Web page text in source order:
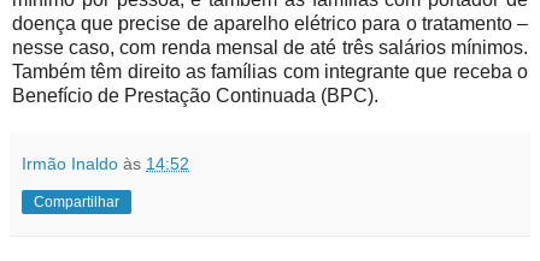
doença que precise de aparelho elétrico para o tratamento –
nesse caso, com renda mensal de até três salários mínimos.
Também têm direito as famílias com integrante que receba o
Benefício de Prestação Continuada (BPC).
Irmão Inaldo às 14:52
Compartilhar